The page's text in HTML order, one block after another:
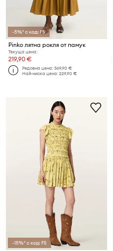
-5%* с код: FS
Pinko лятна рокля от памук
Текуща цена:
219,90 €
Редовна цена:369,90 €
Най-ниска цена:229,90 €
-15%* с код: FS